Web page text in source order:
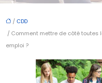
/ CDD
/ Comment mettre de côté toutes
emploi ?